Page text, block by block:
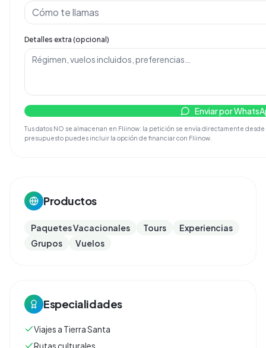
Detalles extra (opcional)
Enviar por
Tus datos NO se almacenan en Fliinow: la petición se envía directamente desde
presupuesto puedes incluir la opción de financiar con Fliinow.
Productos
Paquetes Vacacionales Tours
Experiencias
Grupos
Vuelos
Especialidades
Viajes a Tierra Santa
Rutas culturales